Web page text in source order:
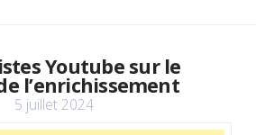
Youtube sur le
l’enrichissement
5 juillet 2024